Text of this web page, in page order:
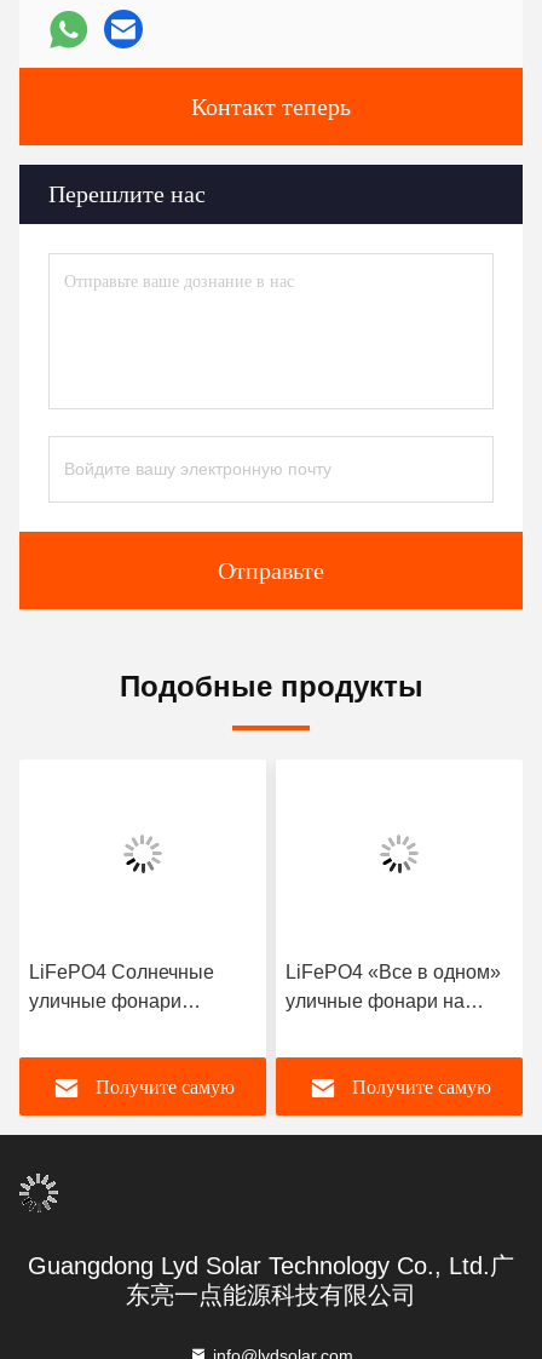
Контакт теперь
Перешлите нас
Отправьте
Подобные продукты
LiFePO4 Солнечные
уличные фонари
Светодиодный драйвер
Модель датчика Уличный
фонарь
Получите самую
LiFePO4 «Все в одном»
уличные фонари на
Получите самую
Guangdong Lyd Solar Technology Co., Ltd.广
东亮一点能源科技有限公司
info@lydsolar.com